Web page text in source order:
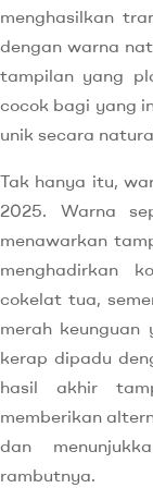
menghasilkan
dengan warna
tampilan yang
cocok bagi yang
unik secara
Tak hanya itu,
2025. Warna
menawarkan
menghadirkan
cokelat tua,
merah keunguan
kerap dipadu
hasil akhir
memberikan
dan
rambutnya.